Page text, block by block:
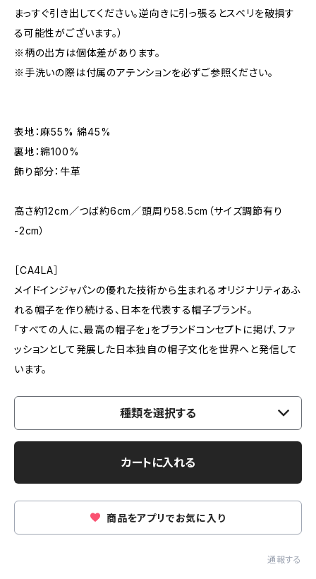
まっすぐ引き出してください。逆向きに引っ張るとスベリを破損す
る可能性がございます。）
※柄の出方は個体差があります。
※手洗いの際は付属のアテンションを必ずご参照ください。
表地：麻55% 綿45%
裏地：綿100%
飾り部分：牛革
高さ約12cm／つば約6cm／頭周り58.5cm（サイズ調節有り
-2cm）
［CA4LA］
メイドインジャパンの優れた技術から生まれるオリジナリティあふ
れる帽子を作り続ける、日本を代表する帽子ブランド。
「すべての人に、最高の帽子を」をブランドコンセプトに掲げ、ファ
ッションとして発展した日本独自の帽子文化を世界へと発信して
います。
種類を選択する
カートに入れる
商品をアプリでお気に入り
通報する